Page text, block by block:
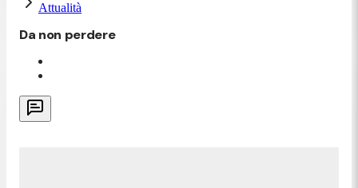
Attualità
Da non perdere